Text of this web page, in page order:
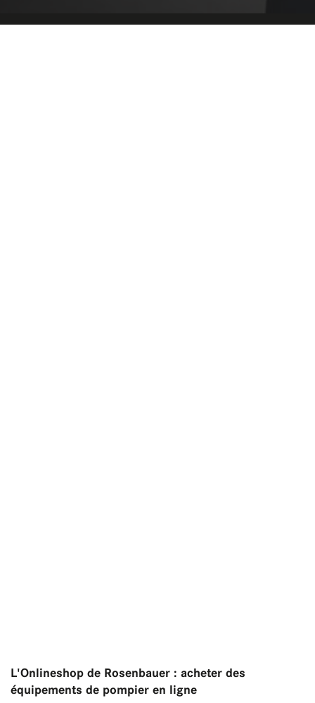
L'Onlineshop de Rosenbauer : acheter des
équipements de pompier en ligne